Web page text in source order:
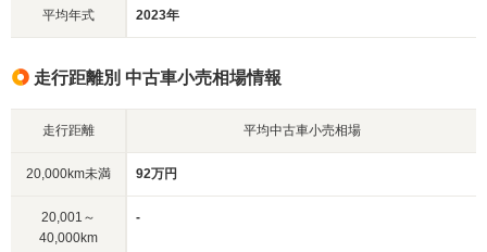
平均年式 2023年
走行距離別 中古車小売相場情報
走行距離 平均中古車小売相場
20,000km未満 92万円
20,001～
40,000km
-